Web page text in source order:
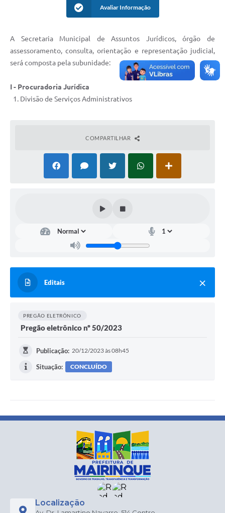
Avaliar Informação
A Secretaria Municipal de Assuntos Jurídicos, órgão de
assessoramento, consulta, orientação e representação judicial,
será composta pela subunidade:
I - Procuradoria Jurídica
Divisão de Serviços Administrativos
COMPARTILHAR
Editais
PREGÃO ELETRÔNICO
Pregão eletrônico nº 50/2023
Publicação: 20/12/2023 às 08h45
Situação: CONCLUÍDO
Localização